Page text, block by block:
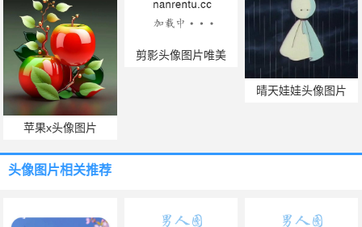
苹果x头像图片
剪影头像图片唯美
晴天娃娃头像图片
头像图片相关推荐